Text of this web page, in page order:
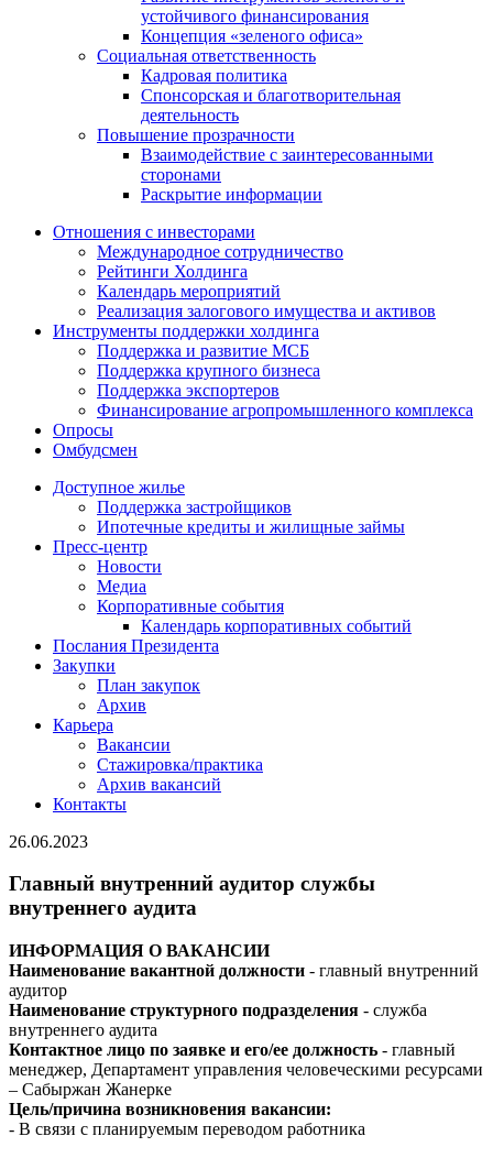
устойчивого финансирования
Концепция «зеленого офиса»
Социальная ответственность
Кадровая политика
Спонсорская и благотворительная
деятельность
Повышение прозрачности
Взаимодействие с заинтересованными
сторонами
Раскрытие информации
Отношения с инвесторами
Международное сотрудничество
Рейтинги Холдинга
Календарь мероприятий
Реализация залогового имущества и активов
Инструменты поддержки холдинга
Поддержка и развитие МСБ
Поддержка крупного бизнеса
Поддержка экспортеров
Финансирование агропромышленного комплекса
Опросы
Омбудсмен
Доступное жилье
Поддержка застройщиков
Ипотечные кредиты и жилищные займы
Пресс-центр
Новости
Медиа
Корпоративные события
Календарь корпоративных событий
Послания Президента
Закупки
План закупок
Архив
Карьера
Вакансии
Стажировка/практика
Архив вакансий
Контакты
26.06.2023
Главный внутренний аудитор службы
внутреннего аудита
ИНФОРМАЦИЯ О ВАКАНСИИ
Наименование вакантной должности - главный внутренний
аудитор
Наименование структурного подразделения - служба
внутреннего аудита
Контактное лицо по заявке и его/ее должность - главный
менеджер, Департамент управления человеческими ресурсами
– Сабыржан Жанерке
Цель/причина возникновения вакансии:
- В связи с планируемым переводом работника